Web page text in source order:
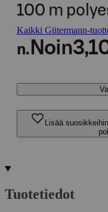
100 m
Kaikki Gütermann-
n. Noin
Lisää
Tuotetiedot